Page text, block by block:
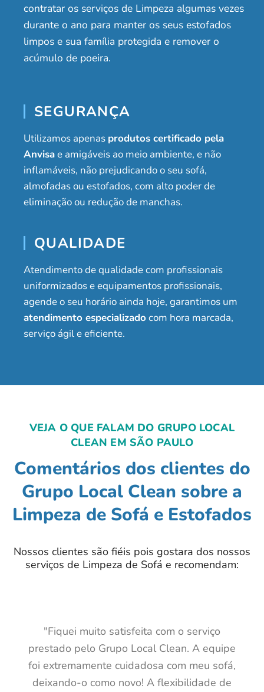
contratar os serviços de Limpeza algumas vezes
durante o ano para manter os seus estofados
limpos e sua família protegida e remover o
acúmulo de poeira.
SEGURANÇA
Utilizamos apenas produtos certificado pela
Anvisae amigáveis ao meio ambiente, e não
inflamáveis, não prejudicando o seu sofá,
almofadas ou estofados, com alto poder de
eliminação ou redução de manchas.
QUALIDADE
Atendimento de qualidade com profissionais
uniformizados e equipamentos profissionais,
agende o seu horário ainda hoje, garantimos um
atendimento especializado com hora marcada,
serviço ágil e eficiente.
VEJA O QUE FALAM DO GRUPO LOCAL
CLEAN EM SÃO PAULO
Comentários dos clientes do
Grupo Local Clean sobre a
Limpeza de Sofá e Estofados
Nossos clientes são fiéis pois gostara dos nossos
serviços de Limpeza de Sofá e recomendam:
"Fiquei muito satisfeita com o serviço
prestado pelo Grupo Local Clean. A equipe
foi extremamente cuidadosa com meu sofá,
deixando-o como novo! A flexibilidade de